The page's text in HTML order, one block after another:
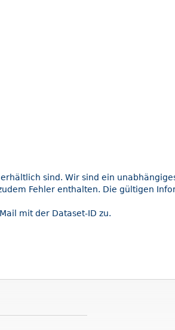
sind. Wir sind ein
Fehler enthalten. Die gültigen
mit der Dataset-ID zu.